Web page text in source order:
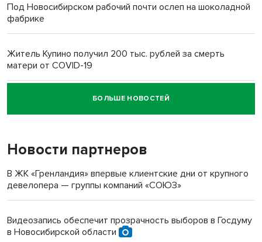
Под Новосибирском рабочий почти ослеп на шоколадной
фабрике
Житель Купино получил 200 тыс. рублей за смерть
матери от COVID-19
Новосибирский суд наказал водителя за смерть
пенсионерки на вокзале
БОЛЬШЕ НОВОСТЕЙ
Новости партнеров
В ЖК «Гренландия» впервые клиентские дни от крупного
девелопера — группы компаний «СОЮЗ»
Видеозапись обеспечит прозрачность выборов в Госдуму
в Новосибирской области